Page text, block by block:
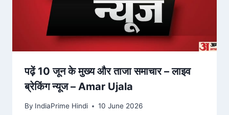
पढ़ें 10 जून के मुख्य और ताजा समाचार – लाइव
ब्रेकिंग न्यूज – Amar Ujala
By IndiaPrime Hindi 10 June 2026